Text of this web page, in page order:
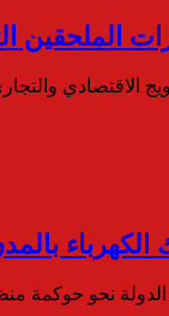
الملحقين
الاقتصادي
نحو حوكمة